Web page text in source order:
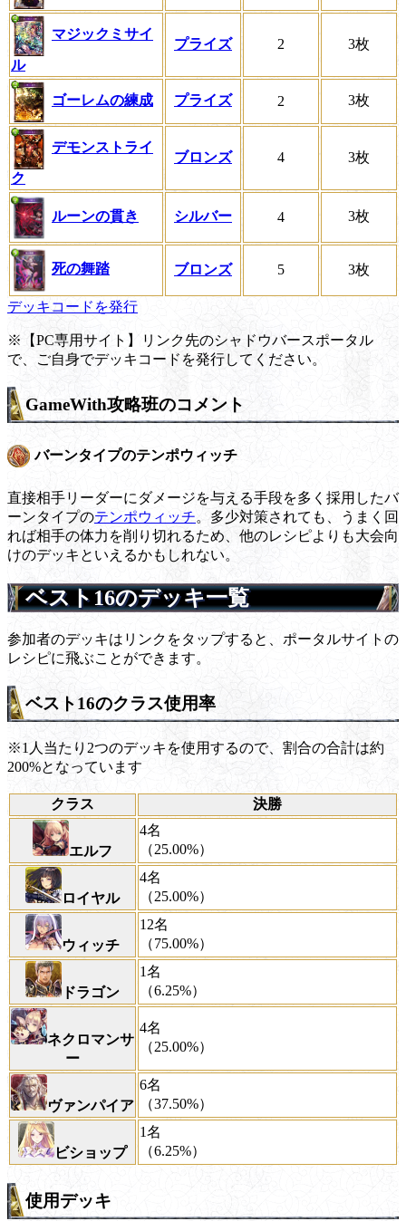
マジックミサイ
ル
プライズ 2 3枚
ゴーレムの練成 プライズ 2 3枚
デモンストライ
ク
ブロンズ 4 3枚
ルーンの貫き シルバー 4 3枚
死の舞踏 ブロンズ 5 3枚
デッキコードを発行
※【PC専用サイト】リンク先のシャドウバースポータル
で、ご自身でデッキコードを発行してください。
GameWith攻略班のコメント
バーンタイプのテンポウィッチ
直接相手リーダーにダメージを与える手段を多く採用したバ
ーンタイプのテンポウィッチ。多少対策されても、うまく回
れば相手の体力を削り切れるため、他のレシピよりも大会向
けのデッキといえるかもしれない。
ベスト16のデッキ一覧
参加者のデッキはリンクをタップすると、ポータルサイトの
レシピに飛ぶことができます。
ベスト16のクラス使用率
※1人当たり2つのデッキを使用するので、割合の合計は約
200%となっています
クラス 決勝
エルフ
4名
（25.00%）
ロイヤル
4名
（25.00%）
ウィッチ
12名
（75.00%）
ドラゴン
1名
（6.25%）
ネクロマンサ
ー
4名
（25.00%）
ヴァンパイア
6名
（37.50%）
ビショップ
1名
（6.25%）
使用デッキ